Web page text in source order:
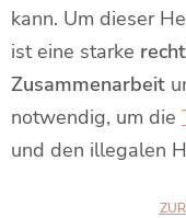
kann. Um dieser
ist eine starke
Zusammenarbeit
notwendig, um die
und den illegalen